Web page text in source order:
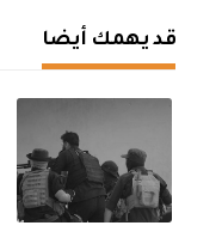
قد يهمك أيضا